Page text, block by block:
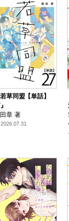
若草同盟【単話】
章 著